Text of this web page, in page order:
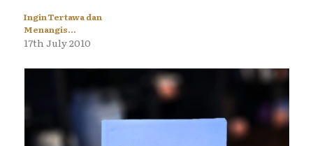
Ingin Tertawa dan
Menangis…
17th July 2010